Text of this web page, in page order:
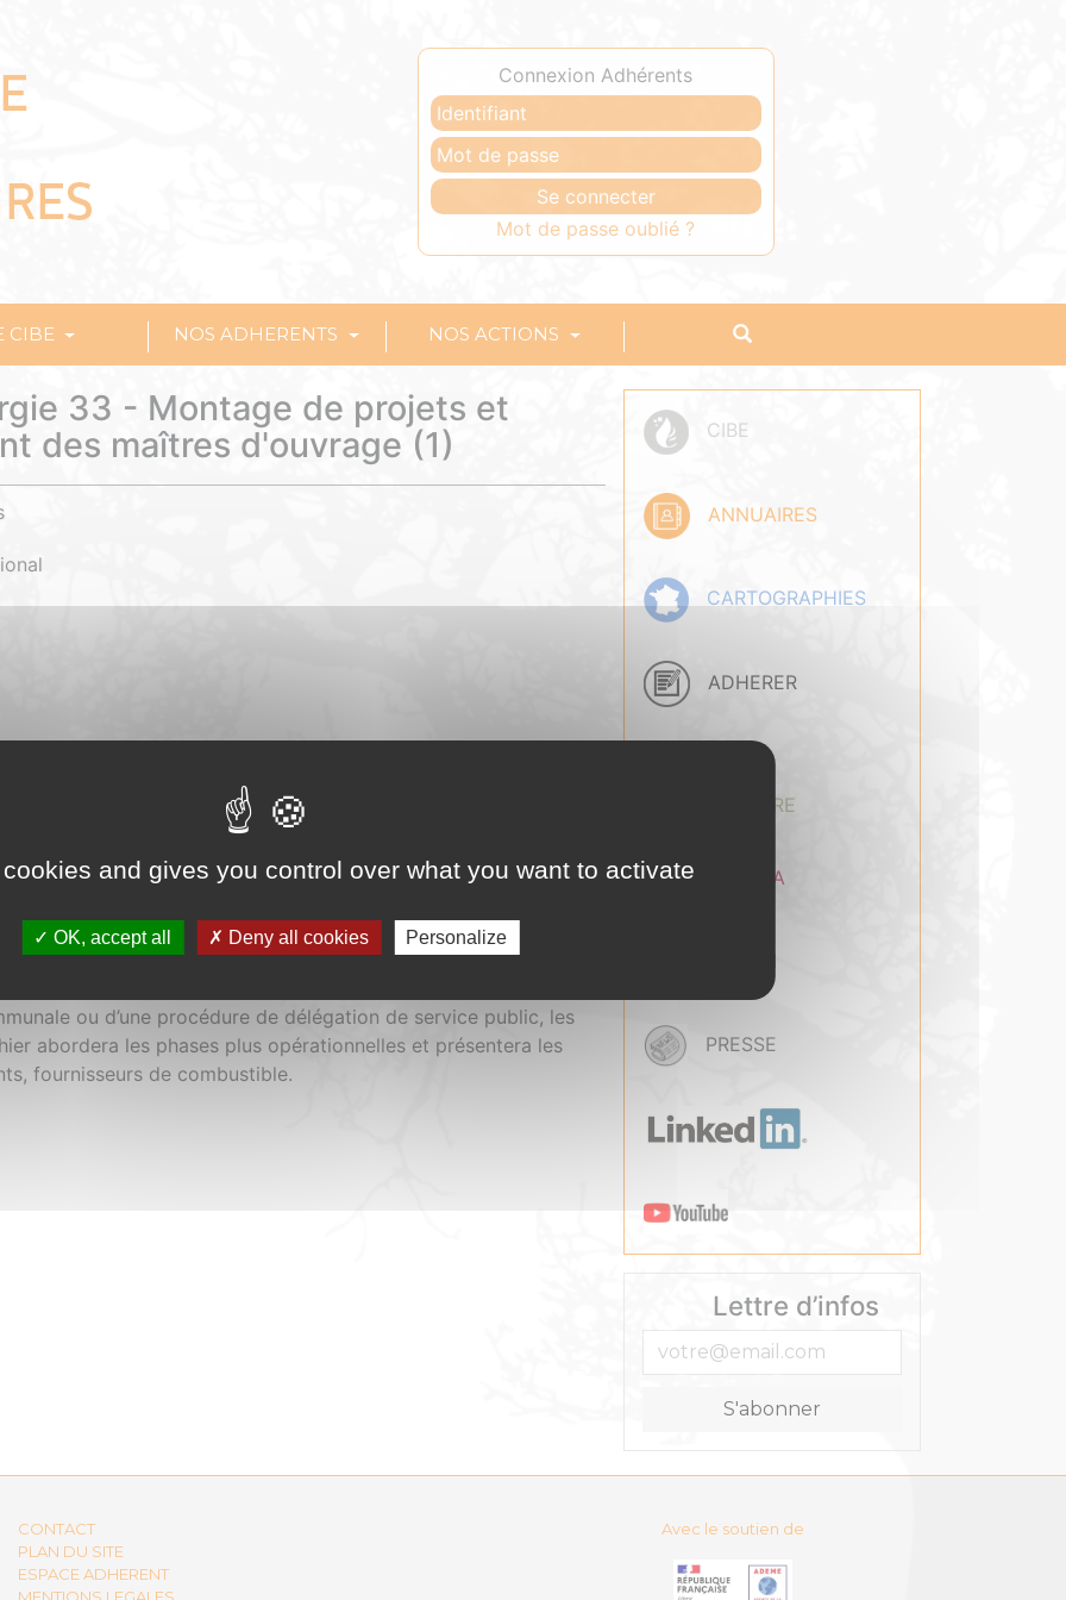
Connexion Adhérents
Mot de passe oublié ?
CIBE NOS ADHERENTS NOS ACTIONS
33 - Montage de projets et
des maîtres d'ouvrage (1)
10/CBE-33.pdf
« Montage de projets et accompagnement des
les 12 et 13 octobre 2006 à Marmilhat (63). Il est
des maîtres d’ouvrage, les études de faisabilité, l’AMO
ou d’une procédure de délégation de service public, les
abordera les phases plus opérationnelles et présentera les
fournisseurs de combustible.
CIBE
ANNUAIRES
CARTOGRAPHIES
ADHERER
DOCUMENTAIRE
AGENDA
PRESSE
Lettre d’infos
CONTACT
PLAN DU SITE
ESPACE ADHERENT
Avec le soutien de
and gives you control over what you want to activate
OK, accept all Deny all cookies Personalize